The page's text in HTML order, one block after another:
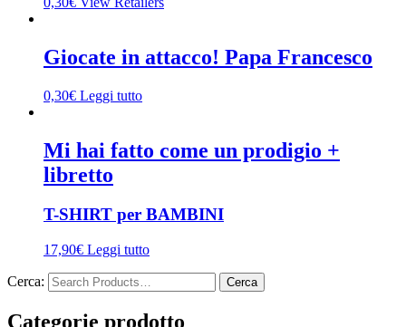
Giocate in attacco! Papa Francesco
0,30€ Leggi tutto
Mi hai fatto come un prodigio +
libretto
T-SHIRT per BAMBINI
17,90€ Leggi tutto
Cerca:
Categorie prodotto